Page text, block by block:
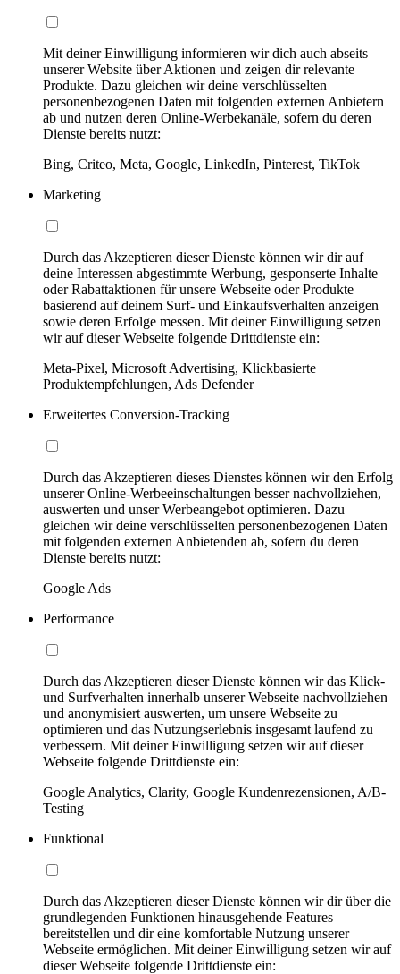
Mit deiner Einwilligung informieren wir dich auch abseits
unserer Website über Aktionen und zeigen dir relevante
Produkte. Dazu gleichen wir deine verschlüsselten
personenbezogenen Daten mit folgenden externen Anbietern
ab und nutzen deren Online-Werbekanäle, sofern du deren
Dienste bereits nutzt:
Bing, Criteo, Meta, Google, LinkedIn, Pinterest, TikTok
Marketing
Durch das Akzeptieren dieser Dienste können wir dir auf
deine Interessen abgestimmte Werbung, gesponserte Inhalte
oder Rabattaktionen für unsere Webseite oder Produkte
basierend auf deinem Surf- und Einkaufsverhalten anzeigen
sowie deren Erfolge messen. Mit deiner Einwilligung setzen
wir auf dieser Webseite folgende Drittdienste ein:
Meta-Pixel, Microsoft Advertising, Klickbasierte
Produktempfehlungen, Ads Defender
Erweitertes Conversion-Tracking
Durch das Akzeptieren dieses Dienstes können wir den Erfolg
unserer Online-Werbeeinschaltungen besser nachvollziehen,
auswerten und unser Werbeangebot optimieren. Dazu
gleichen wir deine verschlüsselten personenbezogenen Daten
mit folgenden externen Anbietenden ab, sofern du deren
Dienste bereits nutzt:
Google Ads
Performance
Durch das Akzeptieren dieser Dienste können wir das Klick-
und Surfverhalten innerhalb unserer Webseite nachvollziehen
und anonymisiert auswerten, um unsere Webseite zu
optimieren und das Nutzungserlebnis insgesamt laufend zu
verbessern. Mit deiner Einwilligung setzen wir auf dieser
Webseite folgende Drittdienste ein:
Google Analytics, Clarity, Google Kundenrezensionen, A/B-
Testing
Funktional
Durch das Akzeptieren dieser Dienste können wir dir über die
grundlegenden Funktionen hinausgehende Features
bereitstellen und dir eine komfortable Nutzung unserer
Webseite ermöglichen. Mit deiner Einwilligung setzen wir auf
dieser Webseite folgende Drittdienste ein: